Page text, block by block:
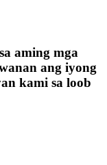
aming mga
ang iyong
kami sa loob